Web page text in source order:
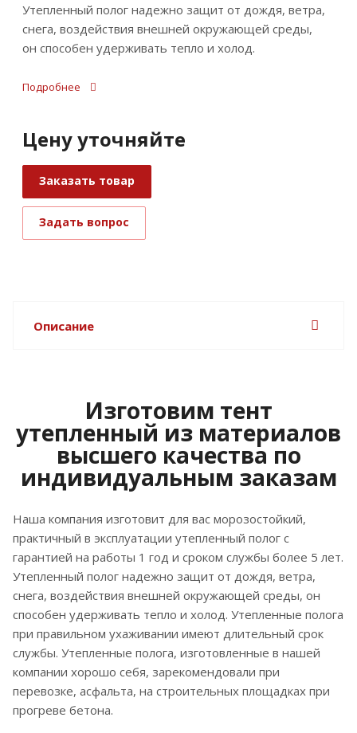
Утепленный полог надежно защит от дождя, ветра,
снега, воздействия внешней окружающей среды,
он способен удерживать тепло и холод.
Подробнее
Цену уточняйте
Заказать товар
Задать вопрос
Описание
Изготовим тент
утепленный из материалов
высшего качества по
индивидуальным заказам
Наша компания изготовит для вас морозостойкий,
практичный в эксплуатации утепленный полог с
гарантией на работы 1 год и сроком службы более 5 лет.
Утепленный полог надежно защит от дождя, ветра,
снега, воздействия внешней окружающей среды, он
способен удерживать тепло и холод. Утепленные полога
при правильном ухаживании имеют длительный срок
службы. Утепленные полога, изготовленные в нашей
компании хорошо себя, зарекомендовали при
перевозке, асфальта, на строительных площадках при
прогреве бетона.